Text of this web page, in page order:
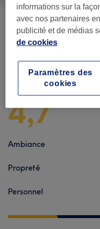
Massages (14)
Avis sur
4,7
Ambiance
Propreté
Personnel
informations sur la
avec nos partenaires
publicité et de médias
de cookies
Paramètres des
cookies